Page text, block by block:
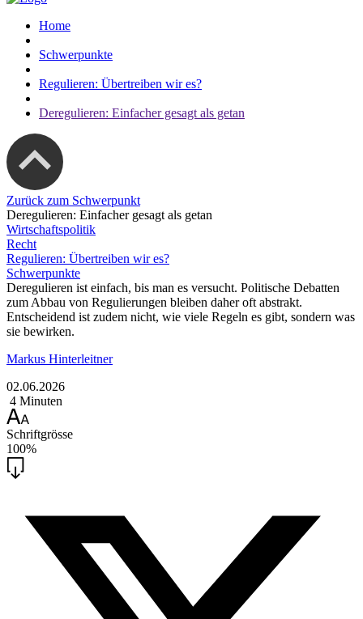
Home
Schwerpunkte
Regulieren: Übertreiben wir es?
Deregulieren: Einfacher gesagt als getan
Zurück zum Schwerpunkt
Deregulieren: Einfacher gesagt als getan
Wirtschaftspolitik
Recht
Regulieren: Übertreiben wir es?
Schwerpunkte
Deregulieren ist einfach, bis man es versucht. Politische Debatten
zum Abbau von Regulierungen bleiben daher oft abstrakt.
Entscheidend ist zudem nicht, wie viele Regeln es gibt, sondern was
sie bewirken.
Markus Hinterleitner
02.06.2026
4 Minuten
Schriftgrösse
100%